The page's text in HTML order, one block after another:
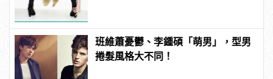
班維蕭憂鬱、李鍾碩「萌男」，型男
捲髮風格大不同！